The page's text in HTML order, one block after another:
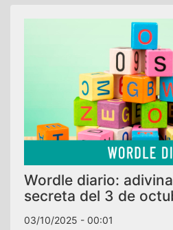
Wordle diario:
secreta del 3 de
03/10/2025 - 00:01